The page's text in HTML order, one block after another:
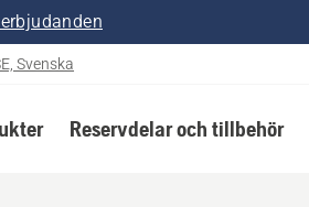
Svenska
Reservdelar och tillbehör